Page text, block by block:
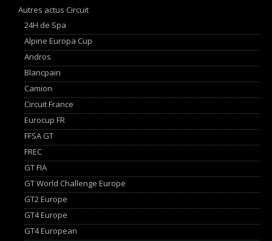
Autres actus Circuit
24H de Spa
Alpine Europa Cup
Andros
Blancpain
Camion
Circuit France
Eurocup FR
FFSA GT
FREC
GT FIA
GT World Challenge Europe
GT2 Europe
GT4 Europe
GT4 European